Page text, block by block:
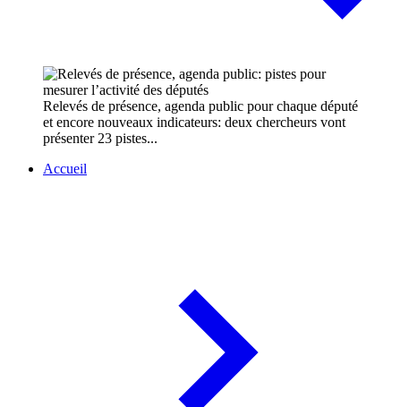
Relevés de présence, agenda public pour chaque député
et encore nouveaux indicateurs: deux chercheurs vont
présenter 23 pistes...
Accueil